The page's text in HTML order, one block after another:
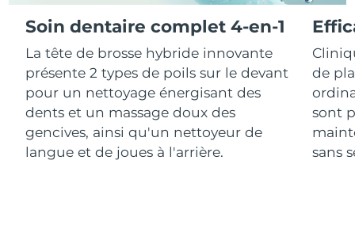
Soin dentaire complet 4-en-1
La tête de brosse hybride innovante
présente 2 types de poils sur le devant
pour un nettoyage énergisant des
dents et un massage doux des
gencives, ainsi qu'un nettoyeur de
langue et de joues à l'arrière.
de
sont
sans
R.A.S. chinoise de
Macao
Malaisie Livraison estimée 8/12/26
Malte Livraison estimée 8/9/26
Mexique